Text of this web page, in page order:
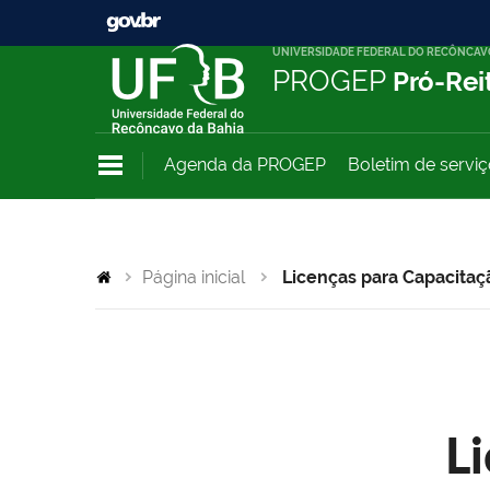
UNIVERSIDADE FEDERAL DO
PROGEP Pró-
Agenda da PROGEP Boletim de
Página inicial Licenças para